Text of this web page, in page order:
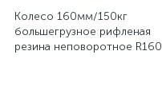
Колесо 160мм/150кг
большегрузное рифленая
резина неповоротное R160